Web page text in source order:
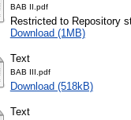
BAB II.pdf
Restricted to Repository
Download (1MB)
Text
BAB III.pdf
Download (518kB)
Text